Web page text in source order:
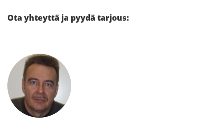
Ota yhteyttä ja pyydä tarjous: